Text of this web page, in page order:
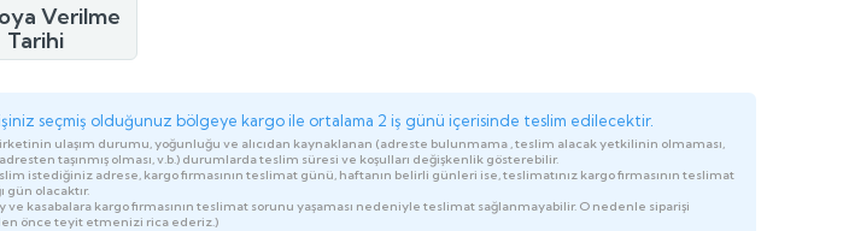
Verilme
Tarihi
seçmiş olduğunuz bölgeye kargo ile ortalama 2 iş günü içerisinde teslim edilecektir.
ulaşım durumu, yoğunluğu ve alıcıdan kaynaklanan (adreste bulunmama , teslim alacak yetkilinin olmaması,
adresten taşınmış olması, v.b.) durumlarda teslim süresi ve koşulları değişkenlik gösterebilir.
istediğiniz adrese, kargo firmasının teslimat günü, haftanın belirli günleri ise, teslimatınız kargo firmasının teslimat
gün olacaktır.
ve kasabalara kargo firmasının teslimat sorunu yaşaması nedeniyle teslimat sağlanmayabilir. O nedenle siparişi
önce teyit etmenizi rica ederiz.)